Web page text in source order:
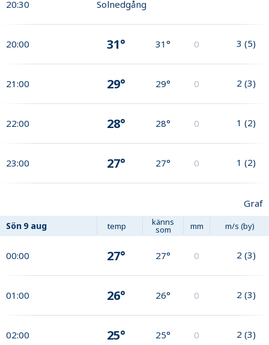
20:30 Solnedgång
20:00 31° 31° 0 3 (5)
21:00 29° 29° 0 2 (3)
22:00 28° 28° 0 1 (2)
23:00 27° 27° 0 1 (2)
Graf
Sön 9 aug temp känns
som mm m/s (by)
00:00 27° 27° 0 2 (3)
01:00 26° 26° 0 2 (3)
02:00 25° 25° 0 2 (3)